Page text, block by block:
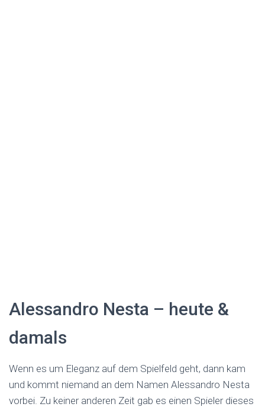
Alessandro Nesta – heute &
damals
Wenn es um Eleganz auf dem Spielfeld geht, dann kam
und kommt niemand an dem Namen Alessandro Nesta
vorbei. Zu keiner anderen Zeit gab es einen Spieler dieses